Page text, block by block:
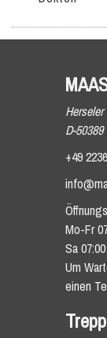
D-
+49
Mo-Fr
Sa
Um
einen